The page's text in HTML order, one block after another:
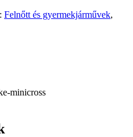
Felnőtt és gyermekjárművek,
minicross